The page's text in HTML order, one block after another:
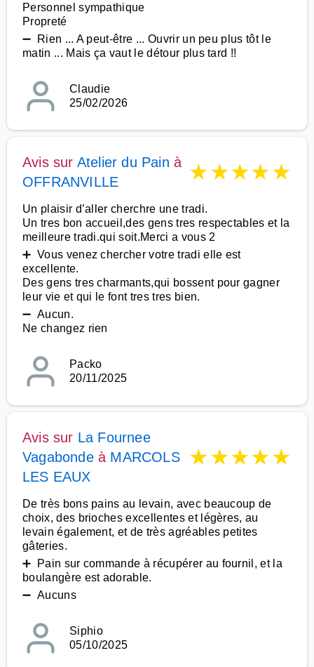
Personnel sympathique
Propreté
➖ Rien ... A peut-être ... Ouvrir un peu plus tôt le
matin ... Mais ça vaut le détour plus tard !!
Claudie
25/02/2026
Avis sur Atelier du Pain à
OFFRANVILLE
★★★★★
Un plaisir d’aller cherchre une tradi.
Un tres bon accueil,des gens tres respectables et la
meilleure tradi.qui soit.Merci a vous 2
➕ Vous venez chercher votre tradi elle est
excellente.
Des gens tres charmants,qui bossent pour gagner
leur vie et qui le font tres tres bien.
➖ Aucun.
Ne changez rien
Packo
20/11/2025
Avis sur La Fournee
Vagabondeà MARCOLS
LES EAUX
★★★★★
De très bons pains au levain, avec beaucoup de
choix, des brioches excellentes et légères, au
levain également, et de très agréables petites
gâteries.
➕ Pain sur commande à récupérer au fournil, et la
boulangère est adorable.
➖ Aucuns
Siphio
05/10/2025